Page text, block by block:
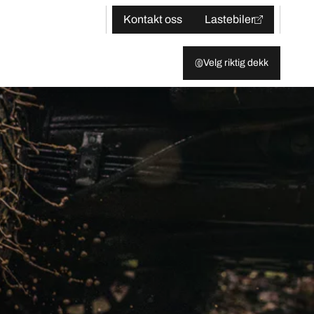
Kontakt oss Lastebiler
Velg riktig dekk